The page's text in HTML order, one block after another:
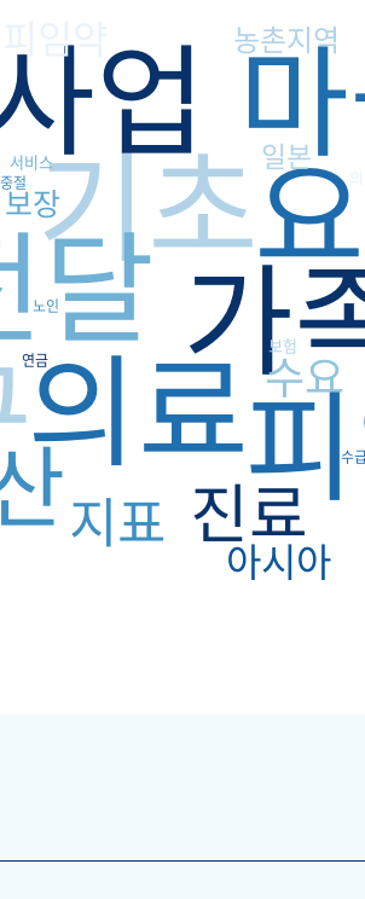
의료
기초
달가
업
진료
지표
수요
아시아
피임약
보장
농촌지역
일본
서비스
보험
연금
노인
수
중절